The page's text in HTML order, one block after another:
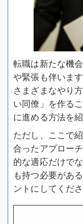
転職は新たな機
や緊張も伴いま
さまざまなやり
い同僚」を作る
に進める方法を紹
ただし、ここで
合ったアプロー
的な適応だけで
も持つ必要があ
ントにしてくださ